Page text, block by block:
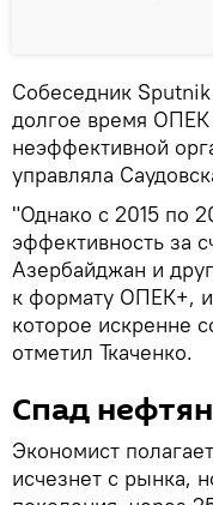
Собеседник
долгое время
неэффективной
управляла
"Однако с 2015 по
эффективность за
Азербайджан и
к формату ОПЕК+,
которое искренне
отметил Ткаченко.
Спад
Экономист
исчезнет с рынка,